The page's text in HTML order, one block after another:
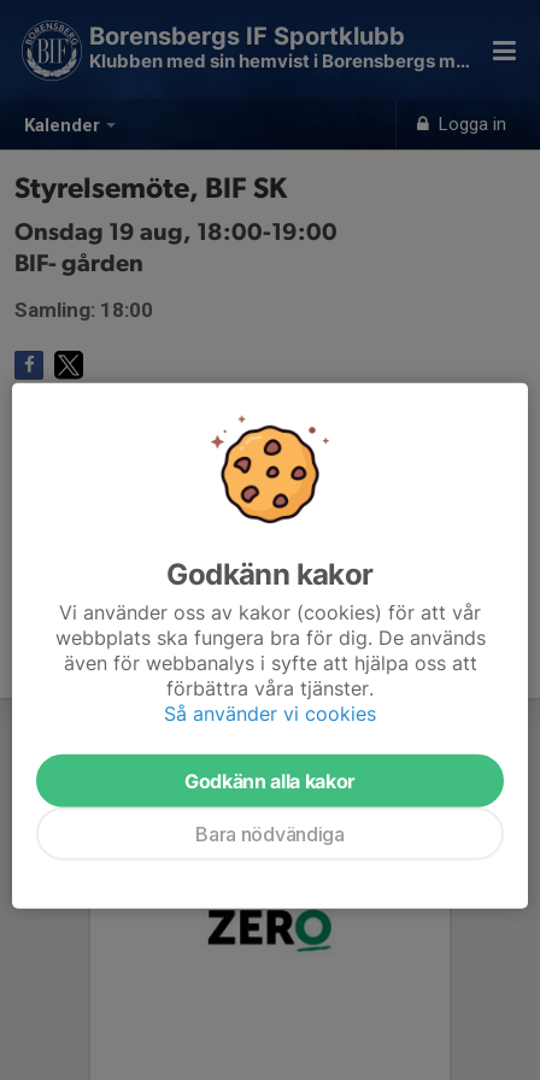
Kalender Logga in
Borensbergs IF Sportklubb
Klubben med sin hemvist i Borensbergs motionsspår
Styrelsemöte, BIF SK
Onsdag 19 aug, 18:00-19:00
BIF- gården
Samling: 18:00
Endast kallade kan anmäla sig till aktiviteten. 10 personer är
Godkänn kakor
Vi använder oss av kakor (cookies) för att vår
webbplats ska fungera bra för dig. De används
även för webbanalys i syfte att hjälpa oss att
förbättra våra tjänster.
Så använder vi cookies
Godkänn alla kakor
Bara nödvändiga